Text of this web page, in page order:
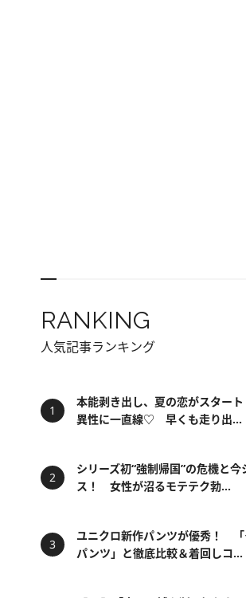
RANKING
人気記事ランキング
本能剥き出し、夏の恋がスター
異性に一直線♡ 早くも走り出...
シリーズ初“強制帰国”の危機と今
ス！ 女性が沼るモテテク勃...
ユニクロ新作パンツが優秀！ 「
パンツ」と徹底比較＆着回しコ...